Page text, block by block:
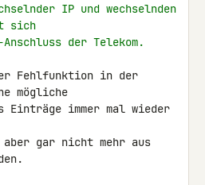
IP und wechselnden
sich
der Telekom.
Fehlfunktion in der
mögliche
Einträge immer mal wieder
gar nicht mehr aus